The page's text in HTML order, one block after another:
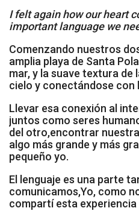
I felt again how our heart
importantlanguage we
Comenzando nuestros
amplia playa de Santa
mar, y la suave textura de
cielo y conectándose con
Llevar esa conexión al
juntos como seres
del otro,encontrar
algo más grande y más
pequeño yo.
El lenguaje es una parte
comunicamos,Yo, como
compartí esta